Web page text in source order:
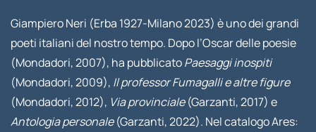
Giampiero Neri (Erba 1927-Milano 2023) è uno dei grandi
poeti italiani del nostro tempo. Dopo l’Oscar delle poesie
(Mondadori, 2007), ha pubblicatoPaesaggi inospiti
(Mondadori, 2009), Il professor Fumagalli e altre figure
(Mondadori, 2012), Via provinciale(Garzanti, 2017) e
Antologia personale(Garzanti, 2022). Nel catalogo Ares: